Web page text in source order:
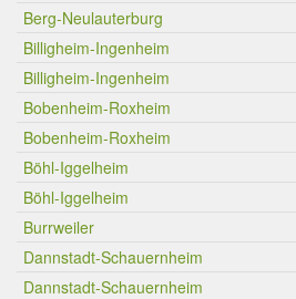
Berg-Neulauterburg
Billigheim-Ingenheim
Billigheim-Ingenheim
Bobenheim-Roxheim
Bobenheim-Roxheim
Böhl-Iggelheim
Böhl-Iggelheim
Burrweiler
Dannstadt-Schauernheim
Dannstadt-Schauernheim